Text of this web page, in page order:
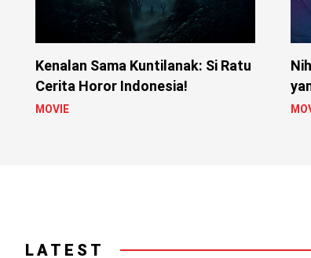
Kenalan Sama Kuntilanak: Si Ratu
Cerita Horor Indonesia!
MOVIE
LATEST